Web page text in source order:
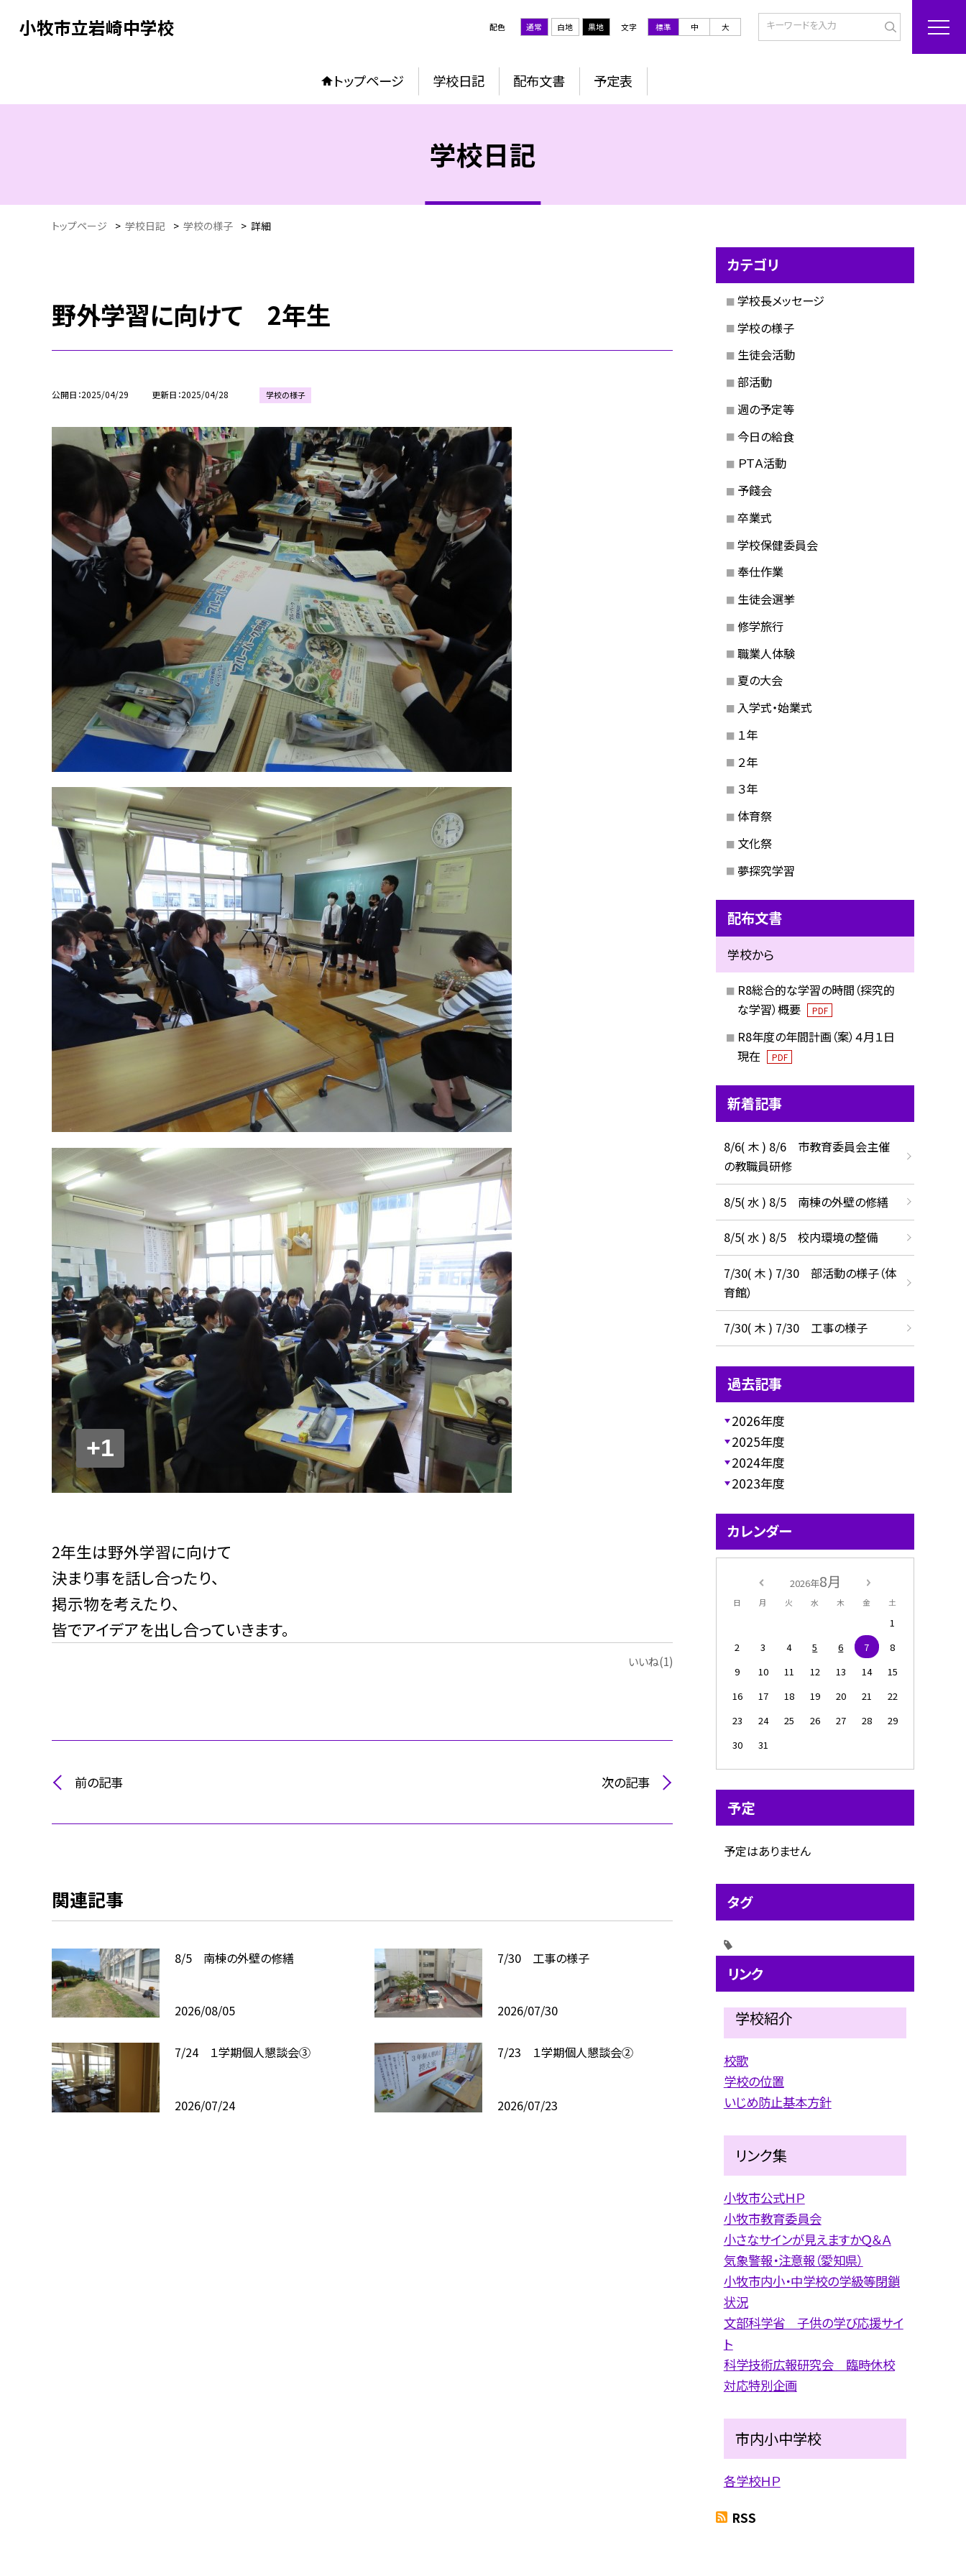
小牧市立岩崎中学校 配色 通常 白地 黒地 文字 標準 中 大
トップページ 学校日記 配布文書 予定表
学校日記
トップページ > 学校日記 > 学校の様子 > 詳細
野外学習に向けて 2年生
公開日 2025/04/29 更新日 2025/04/28 学校の様子
+1
2年生は野外学習に向けて
決まり事を話し合ったり、
掲示物を考えたり、
皆でアイデアを出し合っていきます。
いいね(1)
前の記事 次の記事
関連記事
8/5 南棟の外壁の修繕
2026/08/05
7/30 工事の様子
2026/07/30
7/24 １学期個人懇談会③
2026/07/24
7/23 １学期個人懇談会②
2026/07/23
カテゴリ
学校長メッセージ
学校の様子
生徒会活動
部活動
週の予定等
今日の給食
ＰＴＡ活動
予餞会
卒業式
学校保健委員会
奉仕作業
生徒会選挙
修学旅行
職業人体験
夏の大会
入学式・始業式
１年
２年
３年
体育祭
文化祭
夢探究学習
配布文書
学校から
R8総合的な学習の時間（探究的
な学習）概要
PDF
R8年度の年間計画（案）４月１日
現在
PDF
新着記事
8/6( 木 ) 8/6 市教育委員会主催
の教職員研修
8/5( 水 ) 8/5 南棟の外壁の修繕
8/5( 水 ) 8/5 校内環境の整備
7/30( 木 ) 7/30 部活動の様子（体
育館）
7/30( 木 ) 7/30 工事の様子
過去記事
2026年度
2025年度
2024年度
2023年度
カレンダー
2026年8月
日 月 火 水 木 金 土
1
2
3 4 5 6 7
8
9
10 11 12 13 14
15
16
17 18 19 20 21
22
23
24 25 26 27 28
29
30
31
予定
予定はありません
タグ
リンク
学校紹介
校歌
学校の位置
いじめ防止基本方針
リンク集
小牧市公式ＨＰ
小牧市教育委員会
小さなサインが見えますかＱ＆Ａ
気象警報・注意報（愛知県）
小牧市内小・中学校の学級等閉鎖
状況
文部科学省 子供の学び応援サイ
ト
科学技術広報研究会 臨時休校
対応特別企画
市内小中学校
各学校ＨＰ
RSS